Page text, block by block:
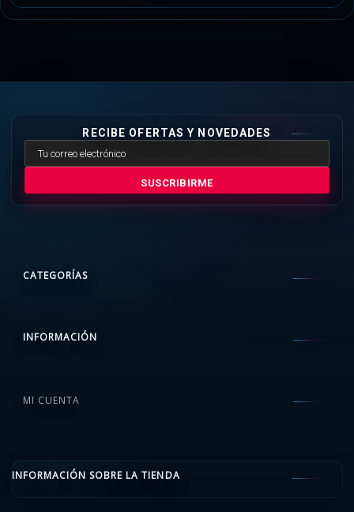
RECIBE OFERTAS Y NOVEDADES
SUSCRIBIRME
CATEGORÍAS
INFORMACIÓN
MI CUENTA
INFORMACIÓN SOBRE LA TIENDA